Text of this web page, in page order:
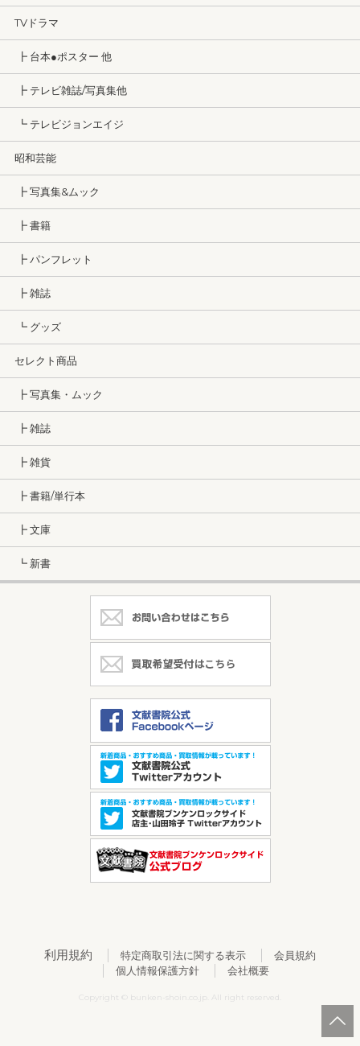
TVドラマ
┣ 台本●ポスター 他
┣ テレビ雑誌/写真集他
┗ テレビジョンエイジ
昭和芸能
┣ 写真集&ムック
┣ 書籍
┣ パンフレット
┣ 雑誌
┗ グッズ
セレクト商品
┣ 写真集・ムック
┣ 雑誌
┣ 雑貨
┣ 書籍/単行本
┣ 文庫
┗ 新書
利用規約 特定商取引法に関する表示
会員規約
個人情報保護方針
会社概要
Copyright © bunken-shoin.co.jp. All right reserved.